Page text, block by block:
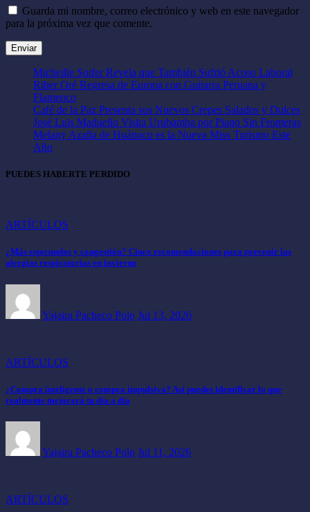
Guarda mi nombre, correo electrónico y web en este navegador
para la próxima vez que comente.
Micheille Soifer Revela que También Sufrió Acoso Laboral
Riber Oré Regresa de Europa con Guitarra Peruana y
Flamenco
Café de la Paz Presenta sus Nuevos Crepes Salados y Dulces
José Luis Madueño Visita Urubamba por Piano Sin Fronteras
Melany Azaña de Huánuco es la Nueva Miss Turismo Este
Año
PUEDES HABERTE PERDIDO
ARTÍCULOS
¿Más estornudos y congestión? Cinco recomendaciones para prevenir las
alergias respiratorias en invierno
Yajaira Pacheco Polo Jul 13, 2026
ARTÍCULOS
¿Compra inteligente o compra impulsiva? Así puedes identificar lo que
realmente mejorará tu día a día
Yajaira Pacheco Polo Jul 11, 2026
ARTÍCULOS